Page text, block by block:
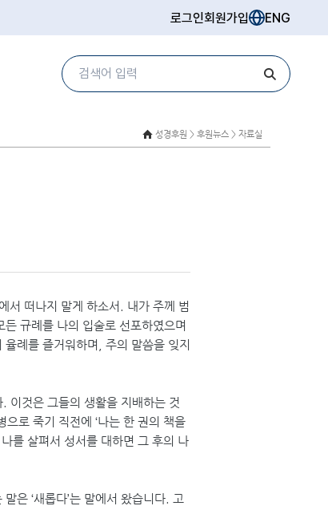
로그인회원가입 ENG
성경후원 > 후원뉴스 > 자료실
서 떠나지 말게 하소서. 내가 주께 범
규례를 나의 입술로 선포하였으며
례를 즐거워하며, 주의 말씀을 잊지
이것은 그들의 생활을 지배하는 것
로 죽기 직전에 ‘나는 한 권의 책을
를 살펴서 성서를 대하면 그 후의 나
은 ‘새롭다’는 말에서 왔습니다. 고